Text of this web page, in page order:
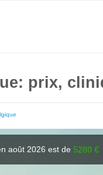
prix,
août 2026 est de 5280 €